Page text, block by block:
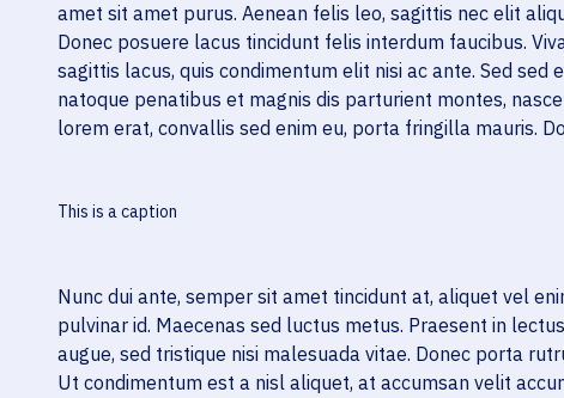
amet sit amet purus. Aenean felis leo, sagittis nec elit
Donec posuere lacus tincidunt felis interdum faucibus.
sagittis lacus, quis condimentum elit nisi ac ante. Sed
natoque penatibus et magnis dis parturient montes,
lorem erat, convallis sed enim eu, porta fringilla mauris.
This is a caption
Nunc dui ante, semper sit amet tincidunt at, aliquet vel
pulvinar id. Maecenas sed luctus metus. Praesent in
augue, sed tristique nisi malesuada vitae. Donec porta
Ut condimentum est a nisl aliquet, at accumsan velit